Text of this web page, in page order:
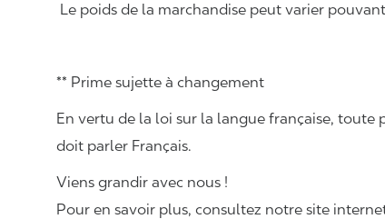
Le poids de la marchandise peut varier pouvant
** Prime sujette à changement
En vertu de la loi sur la langue française, toute
doit parler Français.
Viens grandir avec nous !
Pour en savoir plus, consultez notre site